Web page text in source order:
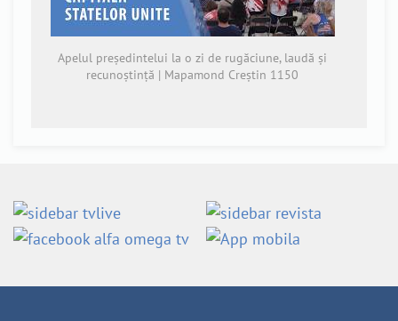
Apelul președintelui la o zi de rugăciune, laudă și
recunoștință | Mapamond Creștin 1150